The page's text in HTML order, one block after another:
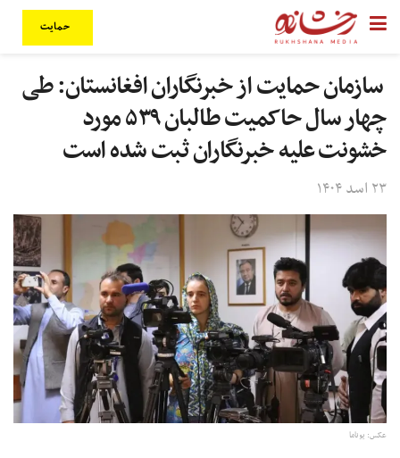
حمایت
سازمان حمایت از خبرنگاران افغانستان: طی
چهار سال حاکمیت طالبان ۵۳۹ مورد
خشونت علیه خبرنگاران ثبت شده است
۲۳ اسد ۱۴۰۴
عکس: یوناما